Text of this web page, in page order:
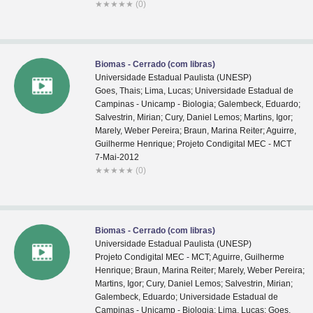
★ ★ ★ ★ ★ (0)
Biomas - Cerrado (com libras)
Universidade Estadual Paulista (UNESP)
Goes, Thais; Lima, Lucas; Universidade Estadual de
Campinas - Unicamp - Biologia; Galembeck, Eduardo;
Salvestrin, Mirian; Cury, Daniel Lemos; Martins, Igor;
Marely, Weber Pereira; Braun, Marina Reiter; Aguirre,
Guilherme Henrique; Projeto Condigital MEC - MCT
7-Mai-2012
★ ★ ★ ★ ★ (0)
Biomas - Cerrado (com libras)
Universidade Estadual Paulista (UNESP)
Projeto Condigital MEC - MCT; Aguirre, Guilherme
Henrique; Braun, Marina Reiter; Marely, Weber Pereira;
Martins, Igor; Cury, Daniel Lemos; Salvestrin, Mirian;
Galembeck, Eduardo; Universidade Estadual de
Campinas - Unicamp - Biologia; Lima, Lucas; Goes,